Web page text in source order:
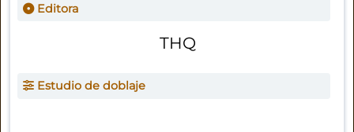
Editora
THQ
Estudio de doblaje